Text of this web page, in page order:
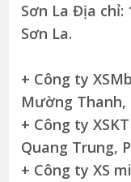
Sơn La Địa chỉ:
Sơn La.
+ Công ty
Mường Thanh,
+ Công ty
Quang Trung,
+ Công ty XS